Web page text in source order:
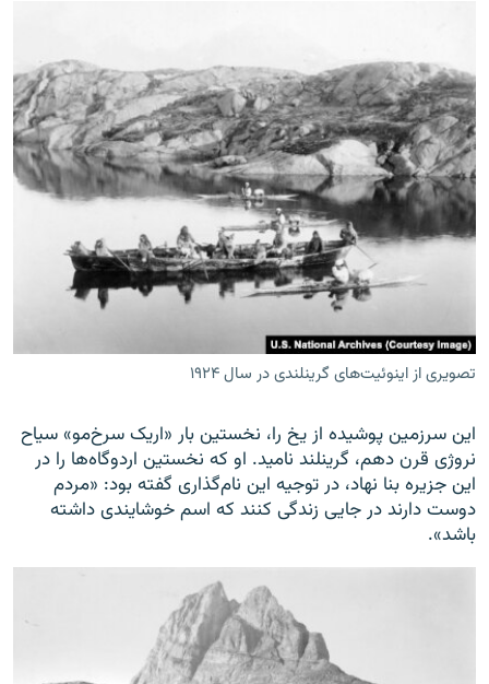
تصویری از اینوئیت‌های گرینلندی در سال ۱۹۲۴
این سرزمین پوشیده از یخ را، نخستین بار «اریک سرخ‌مو» سیاح
نروژی قرن دهم، گرینلند نامید. او که نخستین اردوگاه‌ها را در
این جزیره بنا نهاد، در توجیه این نام‌گذاری گفته بود: «مردم
دوست دارند در جایی زندگی کنند که اسم خوشایندی داشته
باشد».